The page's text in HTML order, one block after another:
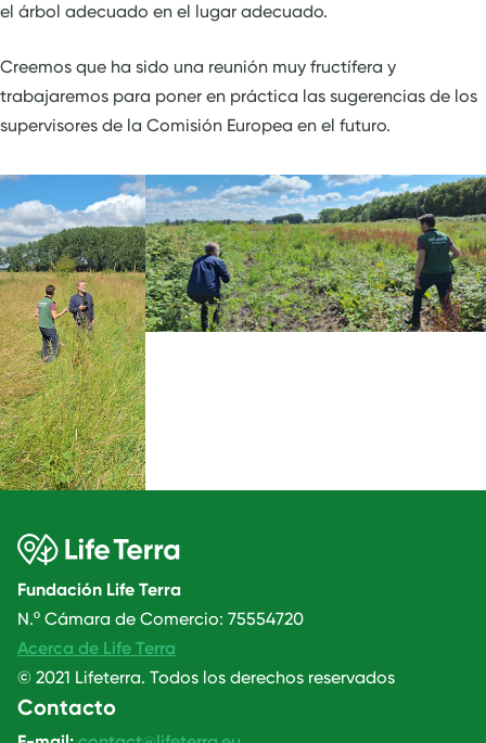
el árbol adecuado en el lugar adecuado.
Creemos que ha sido una reunión muy fructífera y
trabajaremos para poner en práctica las sugerencias de los
supervisores de la Comisión Europea en el futuro.
Fundación Life Terra
N.º Cámara de Comercio: 75554720
Acerca de Life Terra
© 2021 Lifeterra. Todos los derechos reservados
Contacto